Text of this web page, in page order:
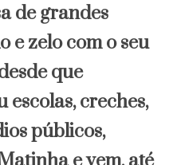
de grandes
e zelo com o seu
que
escolas, creches,
públicos,